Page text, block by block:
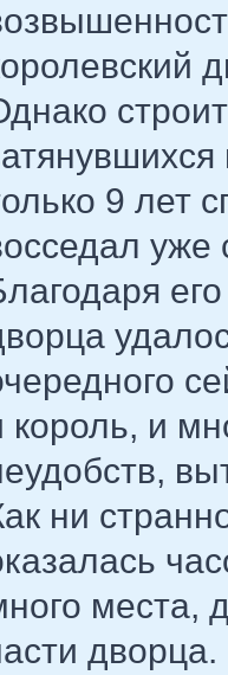
9 лет
уже
король, и
ни
места,
дворца.